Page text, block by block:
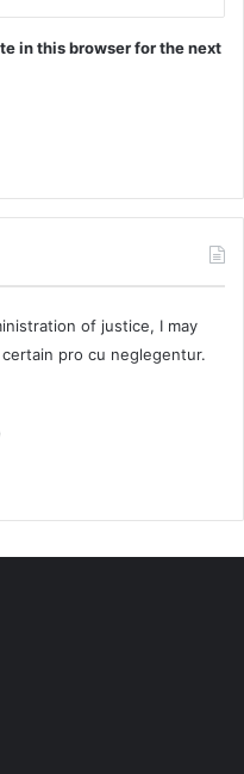
in this browser for the next
of justice, I may
pro cu neglegentur.